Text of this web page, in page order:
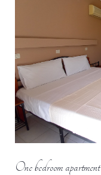
One bedroom apartment